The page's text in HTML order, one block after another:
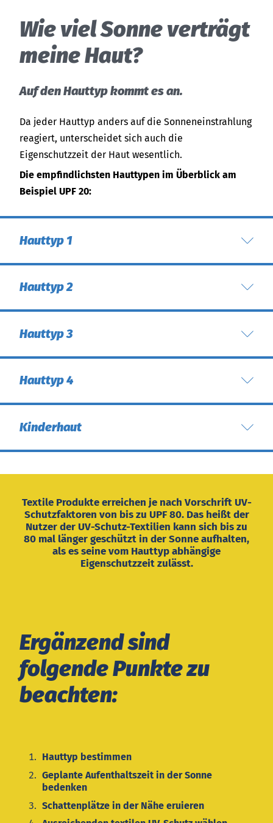
Wie viel Sonne verträgt
meine Haut?
Auf den Hauttyp kommt es an.
Da jeder Hauttyp anders auf die Sonneneinstrahlung
reagiert, unterscheidet sich auch die
Eigenschutzzeit der Haut wesentlich.
Die empfindlichsten Hauttypen im Überblick am
Beispiel UPF 20:
Hauttyp 1
Hauttyp 2
Hauttyp 3
Hauttyp 4
Kinderhaut
Textile Produkte erreichen je nach Vorschrift UV-
Schutzfaktoren von bis zu UPF 80. Das heißt der
Nutzer der UV-Schutz-Textilien kann sich bis zu
80 mal länger geschützt in der Sonne aufhalten,
als es seine vom Hauttyp abhängige
Eigenschutzzeit zulässt.
Ergänzend sind
folgende Punkte zu
beachten:
Hauttyp bestimmen
Geplante Aufenthaltszeit in der Sonne
bedenken
Schattenplätze in der Nähe eruieren